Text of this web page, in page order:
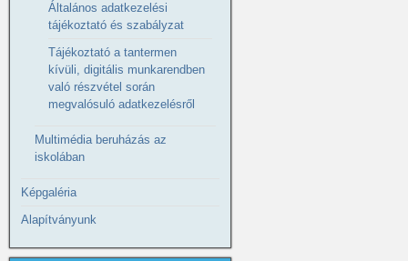
Általános adatkezelési
tájékoztató és szabályzat
Tájékoztató a tantermen
kívüli, digitális munkarendben
való részvétel során
megvalósuló adatkezelésről
Multimédia beruházás az
iskolában
Képgaléria
Alapítványunk